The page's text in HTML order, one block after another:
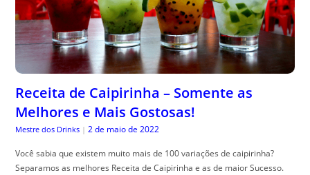
Receita de Caipirinha – Somente as
Melhores e Mais Gostosas!
Mestre dos Drinks | 2 de maio de 2022
Você sabia que existem muito mais de 100 variações de caipirinha?
Separamos as melhores Receita de Caipirinha e as de maior Sucesso.